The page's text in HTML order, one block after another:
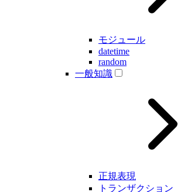
モジュール
datetime
random
一般知識
正規表現
トランザクション